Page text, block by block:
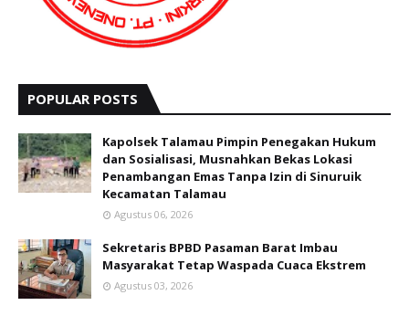
POPULAR POSTS
Kapolsek Talamau Pimpin Penegakan Hukum
dan Sosialisasi, Musnahkan Bekas Lokasi
Penambangan Emas Tanpa Izin di Sinuruik
Kecamatan Talamau
Agustus 06, 2026
Sekretaris BPBD Pasaman Barat Imbau
Masyarakat Tetap Waspada Cuaca Ekstrem
Agustus 03, 2026